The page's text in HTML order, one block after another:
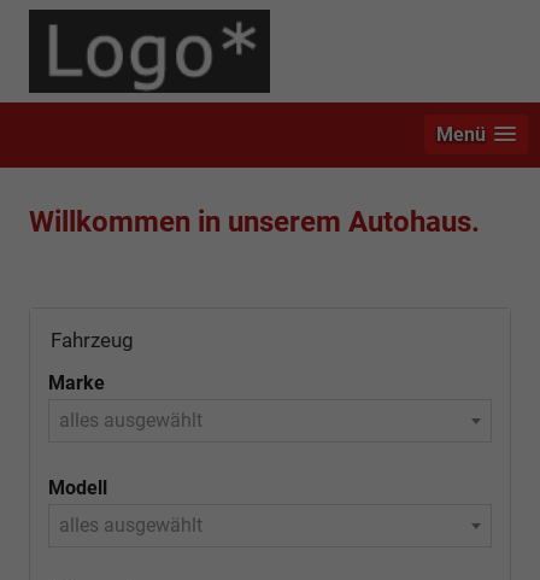
Menü
Willkommen in unserem Autohaus.
Fahrzeug
Marke
alles ausgewählt
Modell
alles ausgewählt